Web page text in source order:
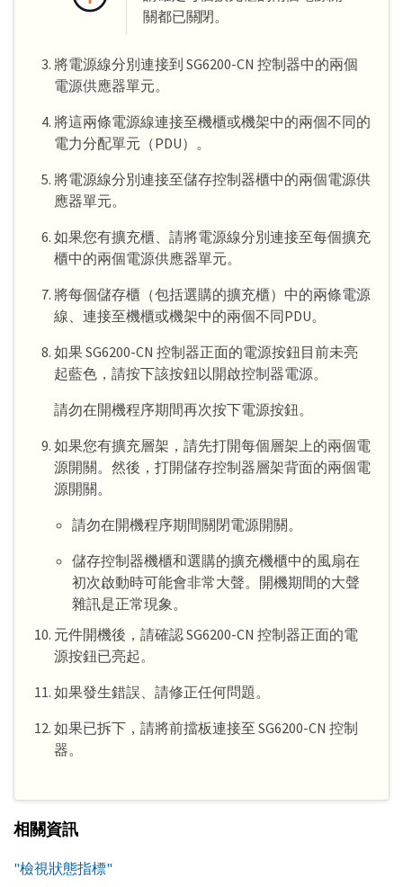
關都已關閉。
將電源線分別連接到 SG6200-CN 控制器中的兩個
電源供應器單元。
將這兩條電源線連接至機櫃或機架中的兩個不同的
電力分配單元（PDU）。
將電源線分別連接至儲存控制器櫃中的兩個電源供
應器單元。
如果您有擴充櫃、請將電源線分別連接至每個擴充
櫃中的兩個電源供應器單元。
將每個儲存櫃（包括選購的擴充櫃）中的兩條電源
線、連接至機櫃或機架中的兩個不同PDU。
如果 SG6200-CN 控制器正面的電源按鈕目前未亮
起藍色，請按下該按鈕以開啟控制器電源。
請勿在開機程序期間再次按下電源按鈕。
如果您有擴充層架，請先打開每個層架上的兩個電
源開關。然後，打開儲存控制器層架背面的兩個電
源開關。
請勿在開機程序期間關閉電源開關。
儲存控制器機櫃和選購的擴充機櫃中的風扇在
初次啟動時可能會非常大聲。開機期間的大聲
雜訊是正常現象。
元件開機後，請確認 SG6200-CN 控制器正面的電
源按鈕已亮起。
如果發生錯誤、請修正任何問題。
如果已拆下，請將前擋板連接至 SG6200-CN 控制
器。
相關資訊
"檢視狀態指標"